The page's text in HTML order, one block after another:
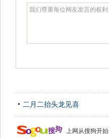
二月二抬头龙见喜
上网从搜狗开始